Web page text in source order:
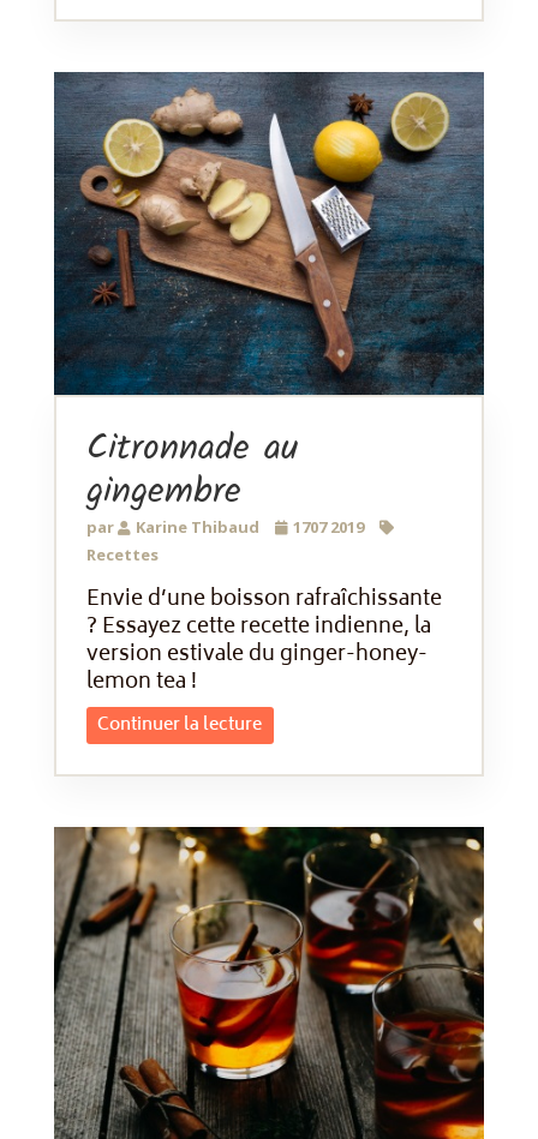
Citronnade au
gingembre
par Karine Thibaud
1707 2019
Recettes
Envie d’une boisson rafraîchissante
? Essayez cette recette indienne, la
version estivale du ginger-honey-
lemon tea !
Continuer la lecture